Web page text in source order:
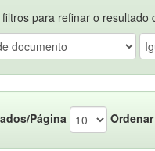
filtros para refinar o resultado
Página